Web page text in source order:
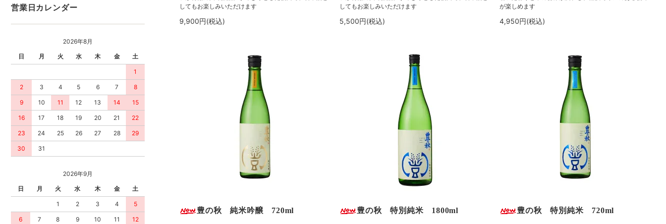
営業日カレンダー
2026年8月
日
月 火 水 木 金 土
1
2 3 4 5 6 7 8
9 10 11 12 13 14 15
16 17 18 19 20 21 22
23 24 25 26 27 28 29
30 31
2026年9月
日
月 火 水 木 金 土
1 2 3 4 5
6 7 8 9 10 11 12
してもお楽しみいただけます
9,900円(税込)
してもお楽しみいただけます
5,500円(税込)
が楽しめます
4,950円(税込)
豊の秋 純米吟醸 720ml 豊の秋 特別純米 1800ml 豊の秋 特別純米 720ml